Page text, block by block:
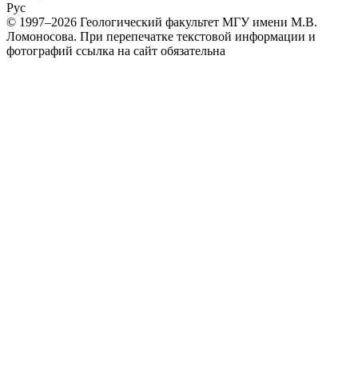
Рус
© 1997–2026 Геологический факультет МГУ имени М.В.
Ломоносова. При перепечатке текстовой информации и
фотографий ссылка на сайт обязательна